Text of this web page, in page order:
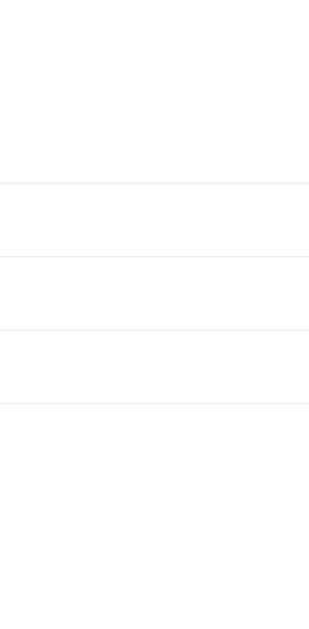
100mm algılama
gerektirmeden
hızlı tepki süresi ile
süreli kullanım imkanı